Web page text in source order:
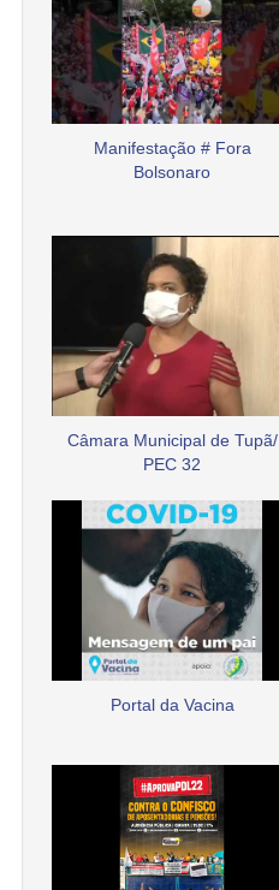
Manifestação # Fora
Bolsonaro
Câmara Municipal de Tupã/
PEC 32
Portal da Vacina